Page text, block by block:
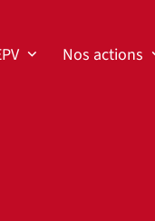
Nos actions